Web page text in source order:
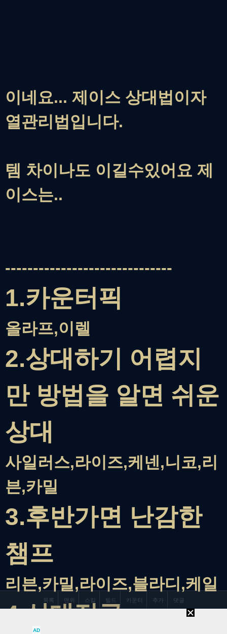
이네요... 제이스 상대법이자
열관리법입니다.
템 차이나도 이길수있어요 제
이스는..
------------------------------
1.카운터픽
올라프,이렐
2.상대하기 어렵지
만 방법을 알면 쉬운
상대
사일러스,라이즈,케넨,니코,리
븐,카밀
3.후반가면 난감한
챔프
리븐,카밀,라이즈,블라디,케일
4.상대정글
AD